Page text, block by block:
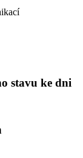
stavu ke dni